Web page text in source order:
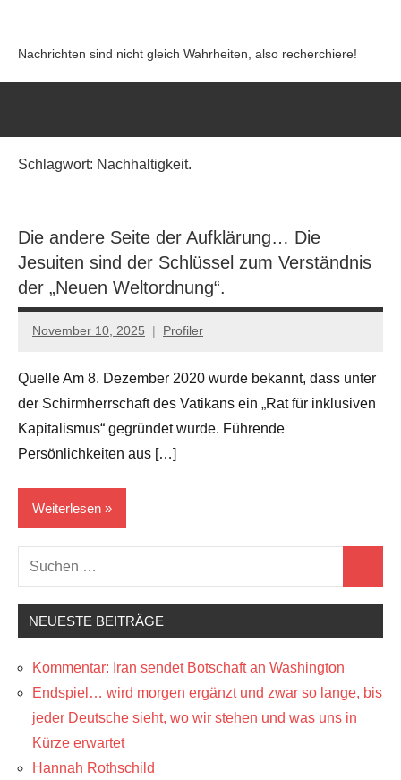
springen
Nachrichten sind nicht gleich Wahrheiten, also recherchiere!
Schlagwort: Nachhaltigkeit.
Die andere Seite der Aufklärung… Die
Jesuiten sind der Schlüssel zum Verständnis
der „Neuen Weltordnung“.
November 10, 2025 Profiler
Keine
Quelle Am 8. Dezember 2020 wurde bekannt, dass unter
der Schirmherrschaft des Vatikans ein „Rat für inklusiven
Kapitalismus“ gegründet wurde. Führende
Persönlichkeiten aus […]
Weiterlesen
Der
Tiefe
Staat..
die
...
Juden &
Freímaurer
Wissen
Suchen
nach:
NEUESTE BEITRÄGE
Kommentar: Iran sendet Botschaft an Washington
Endspiel… wird morgen ergänzt und zwar so lange, bis
jeder Deutsche sieht, wo wir stehen und was uns in
Kürze erwartet
Hannah Rothschild